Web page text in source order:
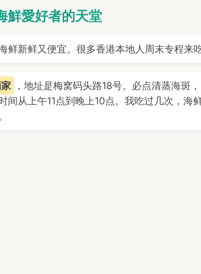
鮮愛好者的天堂
鲜新鲜又便宜。很多香港本地人周末专程来吃
，地址是梅窝码头路18号。必点清蒸海斑
间从上午11点到晚上10点。我吃过几次，海